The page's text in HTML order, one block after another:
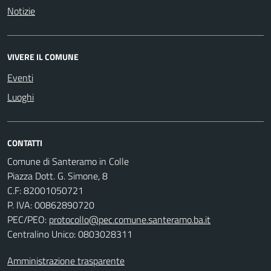
Notizie
VIVERE IL COMUNE
Eventi
Luoghi
CONTATTI
Comune di Santeramo in Colle
Piazza Dott. G. Simone, 8
C.F:82001050721
P. IVA:00862890720
PEC/PEO: protocollo@pec.comune.santeramo.ba.it
Centralino Unico: 0803028311
Amministrazione trasparente